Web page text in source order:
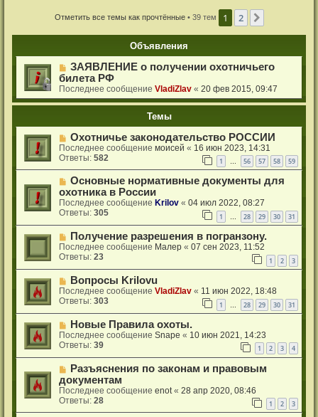
Отметить все темы как прочтённые• 39 тем 1 2
Объявления
ЗАЯВЛЕНИЕ о получении охотничьего
билета РФ
Последнее сообщениеVladiZlav «20 фев 2015, 09:47
Темы
Охотничье законодательство РОССИИ
Последнее сообщениемоисей « 16 июн 2023, 14:31
Ответы:582 1 … 56 57 58 59
Основные нормативные документы для
охотника в России
Последнее сообщение Krilov «04 июл 2022, 08:27
Ответы:305 1 … 28 29 30 31
Получение разрешения в погранзону.
Последнее сообщение Малер «07 сен 2023, 11:52
Ответы:23 1 2 3
Вопросы Krilovu
Последнее сообщениеVladiZlav « 11 июн 2022, 18:48
Ответы:303 1 28 29 30 31
Новые Правила охоты.
Последнее сообщениеSnape « 10 июн 2021, 14:23
Ответы:39 1 2 3 4
Разъяснения по законам и правовым
документам
Последнее сообщениеenot «28 апр 2020, 08:46
Ответы:28 1 2 3